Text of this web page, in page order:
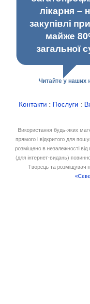
лікарня –
закупівлі
майже
загальної
Читайте у наших
Контакти : Послуги :
Використання будь-яких
прямого і відкритого для
розміщено в незалежності
(для інтернет-видань)
Творець та розміщувач